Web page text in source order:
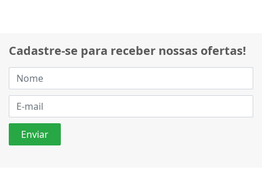
Cadastre-se para receber nossas ofertas!